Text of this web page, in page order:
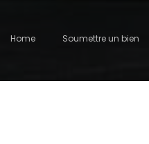
Home Soumettre un bien